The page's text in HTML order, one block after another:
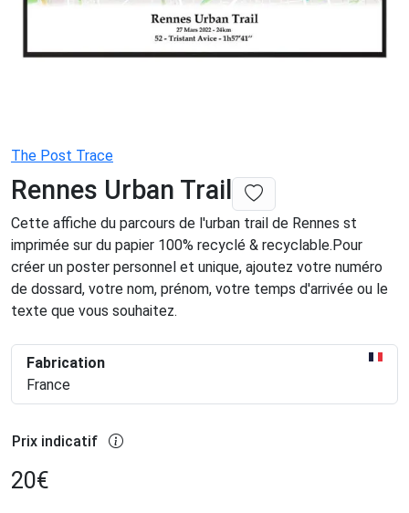
The Post Trace
Rennes Urban Trail
Cette affiche du parcours de l'urban trail de Rennes st
imprimée sur du papier 100% recyclé & recyclable.Pour
créer un poster personnel et unique, ajoutez votre numéro
de dossard, votre nom, prénom, votre temps d'arrivée ou le
texte que vous souhaitez.
Fabrication
France
Prix indicatif
20€